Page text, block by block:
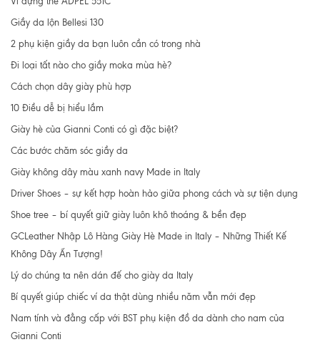
Giầy da lộn Bellesi 130
2 phụ kiện giầy da bạn luôn cần có trong nhà
Đi loại tất nào cho giầy moka mùa hè?
Cách chọn dây giày phù hợp
10 Điều dễ bị hiểu lầm
Giày hè của Gianni Conti có gì đặc biệt?
Các bước chăm sóc giầy da
Giày không dây màu xanh navy Made in Italy
Driver Shoes – sự kết hợp hoàn hảo giữa phong cách và sự tiện dụng
Shoe tree – bí quyết giữ giày luôn khô thoáng & bền đẹp
GCLeather Nhập Lô Hàng Giày Hè Made in Italy – Những Thiết Kế
Không Dây Ấn Tượng!
Lý do chúng ta nên dán đế cho giày da Italy
Bí quyết giúp chiếc ví da thật dùng nhiều năm vẫn mới đẹp
Nam tính và đẳng cấp với BST phụ kiện đồ da dành cho nam của
Gianni Conti